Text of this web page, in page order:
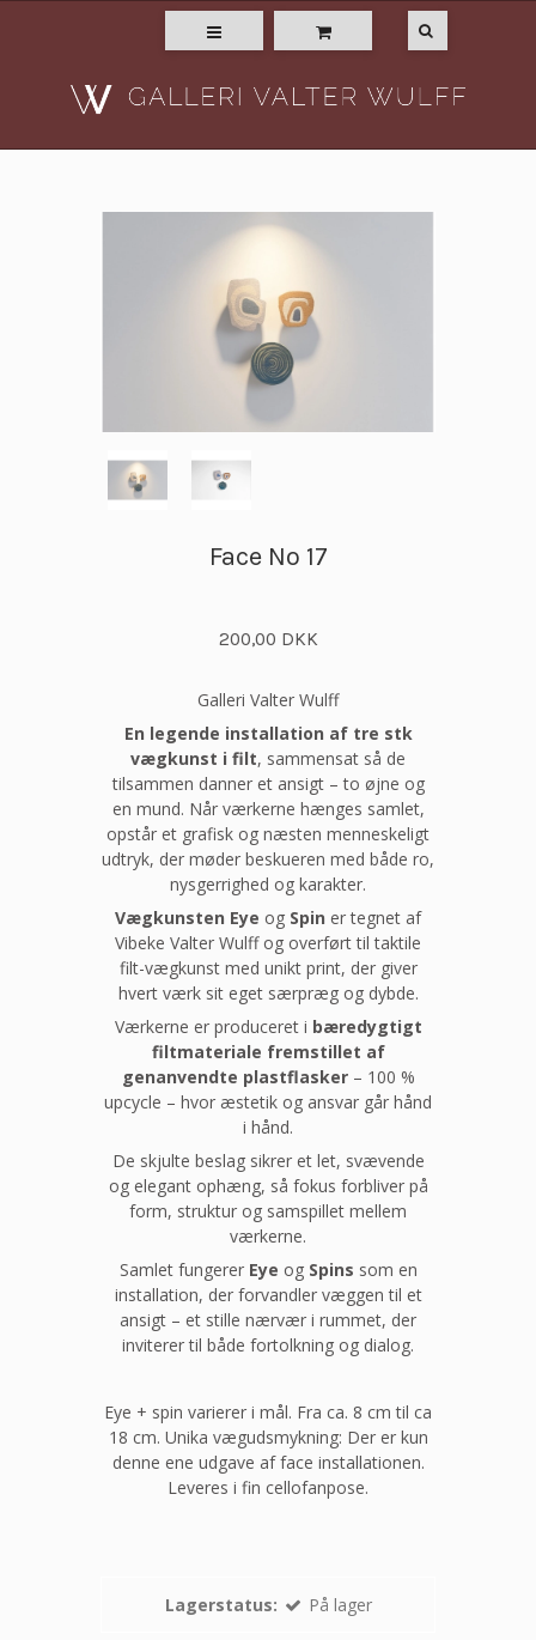
Face No 17
200,00 DKK
Galleri Valter Wulff
En legende installation af tre stk
vægkunst i filt, sammensat så de
tilsammen danner et ansigt – to øjne og
en mund. Når værkerne hænges samlet,
opstår et grafisk og næsten menneskeligt
udtryk, der møder beskueren med både ro,
nysgerrighed og karakter.
Vægkunsten Eye og Spin er tegnet af
Vibeke Valter Wulff og overført til taktile
filt-vægkunst med unikt print, der giver
hvert værk sit eget særpræg og dybde.
Værkerne er produceret i bæredygtigt
filtmateriale fremstillet af
genanvendte plastflasker– 100 %
upcycle – hvor æstetik og ansvar går hånd
i hånd.
De skjulte beslag sikrer et let, svævende
og elegant ophæng, så fokus forbliver på
form, struktur og samspillet mellem
værkerne.
Samlet fungerer Eye og Spins som en
installation, der forvandler væggen til et
ansigt – et stille nærvær i rummet, der
inviterer til både fortolkning og dialog.
Eye + spin varierer i mål. Fra ca. 8 cm til ca
18 cm. Unika vægudsmykning: Der er kun
denne ene udgave af face installationen.
Leveres i fin cellofanpose.
Lagerstatus: På lager